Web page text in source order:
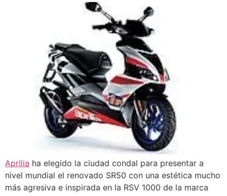
Aprilia ha elegido la ciudad condal para presentar a
nivel mundial el renovado SR50 con una estética mucho
más agresiva e inspirada en la RSV 1000 de la marca